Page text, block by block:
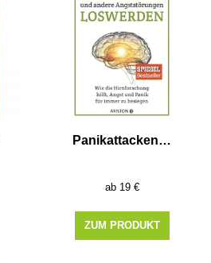
Panikattacken…
19 €
ZUM PRODUKT